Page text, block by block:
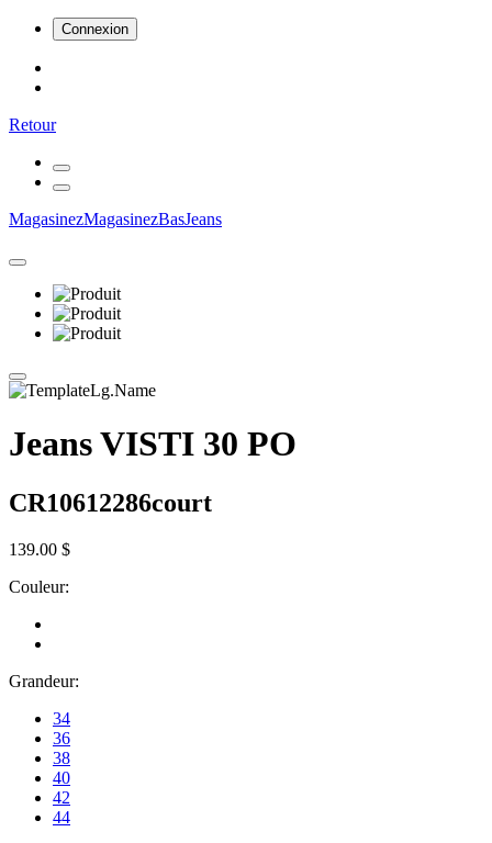
Connexion
Retour
MagasinezMagasinezBasJeans
Jeans VISTI 30 PO
CR10612286court
139.00 $
Couleur:
Grandeur:
34
36
38
40
42
44